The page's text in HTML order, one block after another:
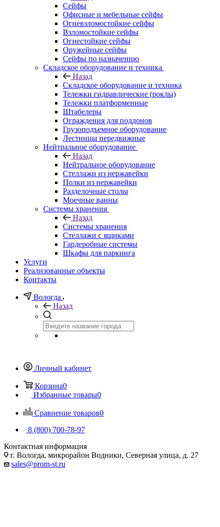
Сейфы
Офисные и мебельные сейфы
Огневзломостойкие сейфы
Взломостойкие сейфы
Огнестойкие сейфы
Оружейные сейфы
Сейфы по назначению
Складское оборудование и техника
Назад
Складское оборудование и техника
Тележки гидравлические (роклы)
Тележки платформенные
Штабелеры
Ограждения для поддонов
Грузоподъемное оборудование
Лестницы передвижные
Нейтральное оборудование
Назад
Нейтральное оборудование
Стеллажи из нержавейки
Полки из нержавейки
Разделочные столы
Моечные ванны
Системы хранения
Назад
Системы хранения
Стеллажи с ящиками
Гардеробные системы
Шкафы для паркинга
Услуги
Реализованные объекты
Контакты
Вологда
Назад
Личный кабинет
Корзина0
Избранные товары0
Сравнение товаров0
8 (800) 700-78-97
Контактная информация
г. Вологда, микрорайон Водники, Северная улица, д. 27
sales@prom-st.ru